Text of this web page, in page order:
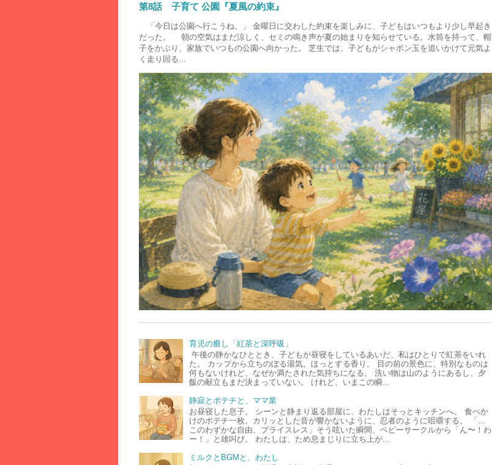
第8話 子育て 公園『夏風の約束』
「今日は公園へ行こうね。」 金曜日に交わした約束を楽しみに、子どもはいつもより少し早起き
だった。 朝の空気はまだ涼しく、セミの鳴き声が夏の始まりを知らせている。水筒を持って、帽
子をかぶり、家族でいつもの公園へ向かった。 芝生では、子どもがシャボン玉を追いかけて元気よ
く走り回る...
育児の癒し「紅茶と深呼吸」
午後の静かなひととき、子どもが昼寝をしているあいだ、私はひとりで紅茶をいれ
た。 カップから立ちのぼる湯気。ほっとする香り。 目の前の景色に、特別なものは
何もないけれど、なぜか満たされた気持ちになる。 洗い物は山のようにあるし、夕
飯の献立もまだ決まっていない。 けれど、いまこの瞬...
静寂とポテチと、ママ業
お昼寝した息子。 シーンと静まり返る部屋に、わたしはそっとキッチンへ。 食べか
けのポテチ一枚。カリッとした音が響かないように、忍者のように咀嚼する。 「…
このわずかな自由、プライスレス」そう呟いた瞬間、ベビーサークルから「ん〜！わ
ー！」と雄叫び。 わたしは、ため息まじりに立ち上が...
ミルクとBGMと、わたし